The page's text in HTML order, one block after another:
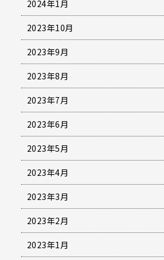
2024年1月
2023年10月
2023年9月
2023年8月
2023年7月
2023年6月
2023年5月
2023年4月
2023年3月
2023年2月
2023年1月